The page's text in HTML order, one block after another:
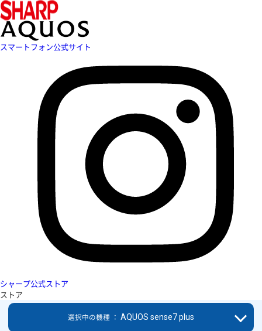
スマートフォン公式サイト
シャープ公式ストア
ストア
選択中の機種 ： AQUOS sense7 plus